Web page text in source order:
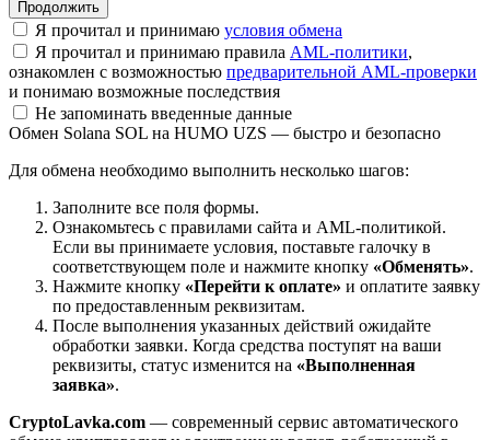
Я прочитал и принимаю условия обмена
Я прочитал и принимаю правила AML-политики,
ознакомлен с возможностью предварительной AML-проверки
и понимаю возможные последствия
Не запоминать введенные данные
Обмен Solana SOL на HUMO UZS — быстро и безопасно
Для обмена необходимо выполнить несколько шагов:
Заполните все поля формы.
Ознакомьтесь с правилами сайта и AML-политикой.
Если вы принимаете условия, поставьте галочку в
соответствующем поле и нажмите кнопку «Обменять».
Нажмите кнопку «Перейти к оплате» и оплатите заявку
по предоставленным реквизитам.
После выполнения указанных действий ожидайте
обработки заявки. Когда средства поступят на ваши
реквизиты, статус изменится на «Выполненная
заявка».
CryptoLavka.com — современный сервис автоматического